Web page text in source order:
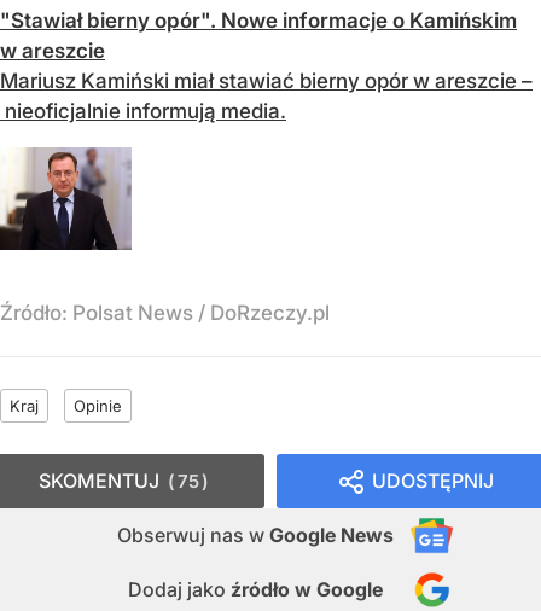
"Stawiał bierny opór". Nowe informacje o Kamińskim
w areszcie
Mariusz Kamiński miał stawiać bierny opór w areszcie –
nieoficjalnie informują media.
Źródło: Polsat News / DoRzeczy.pl
Kraj Opinie
UDOSTĘPNIJ
Obserwuj nas w Google News
Dodaj jako źródło w Google
SKOMENTUJ 75